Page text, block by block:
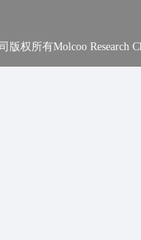
版权所有Molcoo Research